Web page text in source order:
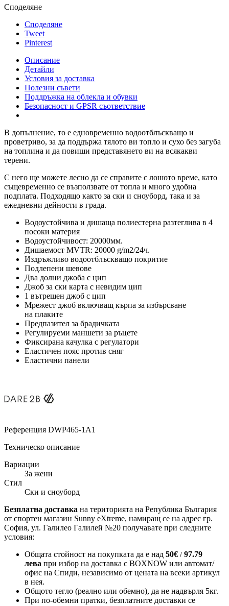
Споделяне
Споделяне
Tweet
Pinterest
Описание
Детайли
Условия за доставка
Полезни съвети
Поддръжка на облекла и обувки
Безопасност и GPSR съответствие
В допълнение, то е едновременно водоотблъскващо и
проветриво, за да поддържа тялото ви топло и сухо без загуба
на топлина и да повиши представянето ви на всякакви
терени.
С него ще можете лесно да се справите с лошото време, като
същевременно се възползвате от топла и много удобна
подплата. Подходящо както за ски и сноуборд, така и за
ежедневни дейности в града.
Водоустойчива и дишаща полиестерна разтеглива в 4
посоки материя
Водоустойчивост: 20000мм.
Дишаемост MVTR: 20000 g/m2/24ч.
Издръжливо водоотблъскващо покритие
Подлепени шевове
Два долни джоба с цип
Джоб за ски карта с невидим цип
1 вътрешен джоб с цип
Мрежест джоб включващ кърпа за избърсване
на плаките
Предпазител за брадичката
Регулируеми маншети за ръцете
Фиксирана качулка с регулатори
Еластичен пояс против сняг
Еластични панели
Референция DWP465-1A1
Техническо описание
Вариации
За жени
Стил
Ски и сноуборд
Безплатна доставка на територията на Република България
от спортен магазин Sunny eXtreme, намиращ се на адрес гр.
София, ул. Галилео Галилей №20 получавате при следните
условия:
Общата стойност на покупката да е над 50€ / 97.79
лева при избор на доставка с BOXNOW или автомат/
офис на Спиди, независимо от цената на всеки артикул
в нея.
Общото тегло (реално или обемно), да не надвърля 5кг.
При по-обемни пратки, безплатните доставки се